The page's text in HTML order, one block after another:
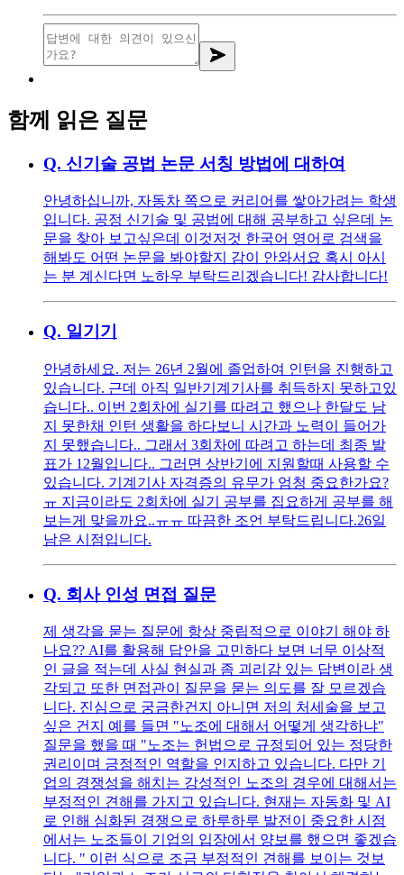
함께 읽은 질문
Q. 신기술 공법 논문 서칭 방법에 대하여
안녕하십니까, 자동차 쪽으로 커리어를 쌓아가려는 학생
입니다. 공정 신기술 및 공법에 대해 공부하고 싶은데 논
문을 찾아 보고싶은데 이것저것 한국어 영어로 검색을
해봐도 어떤 논문을 봐야할지 감이 안와서요 혹시 아시
는 분 계신다면 노하우 부탁드리겠습니다! 감사합니다!
Q. 일기기
안녕하세요. 저는 26년 2월에 졸업하여 인턴을 진행하고
있습니다. 근데 아직 일반기계기사를 취득하지 못하고있
습니다.. 이번 2회차에 실기를 따려고 했으나 한달도 남
지 못한채 인턴 생활을 하다보니 시간과 노력이 들어가
지 못했습니다.. 그래서 3회차에 따려고 하는데 최종 발
표가 12월입니다.. 그러면 상반기에 지원할때 사용할 수
있습니다. 기계기사 자격증의 유무가 엄청 중요한가요?
ㅠ 지금이라도 2회차에 실기 공부를 집요하게 공부를 해
보는게 맞을까요..ㅠㅠ 따끔한 조언 부탁드립니다.26일
남은 시점입니다.
Q. 회사 인성 면접 질문
제 생각을 묻는 질문에 항상 중립적으로 이야기 해야 하
나요?? AI를 활용해 답안을 고민하다 보면 너무 이상적
인 글을 적는데 사실 현실과 좀 괴리감 있는 답변이라 생
각되고 또한 면접관이 질문을 묻는 의도를 잘 모르겠습
니다. 진심으로 궁금한건지 아니면 저의 처세술을 보고
싶은 건지 예를 들면 "노조에 대해서 어떻게 생각하냐"
질문을 했을 때 "노조는 헌법으로 규정되어 있는 정당한
권리이며 긍정적인 역할을 인지하고 있습니다. 다만 기
업의 경쟁성을 해치는 강성적인 노조의 경우에 대해서는
부정적인 견해를 가지고 있습니다. 현재는 자동화 및 AI
로 인해 심화된 경쟁으로 하루하루 발전이 중요한 시점
에서는 노조들이 기업의 입장에서 양보를 했으면 좋겠습
니다. " 이런 식으로 조금 부정적인 견해를 보이는 것보